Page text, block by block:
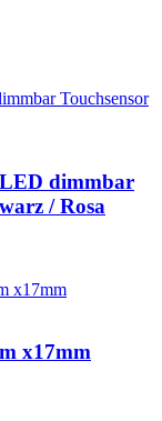
dimmbar
/ Rosa
x17mm